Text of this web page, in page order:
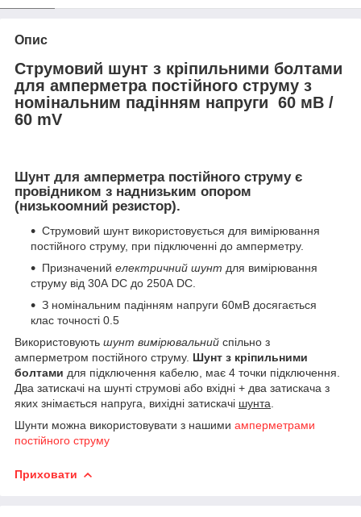
Опис
Струмовий шунт з кріпильними болтами
для амперметра постійного струму з
номінальним падінням напруги 60 мВ /
60 mV
Шунт для амперметра постійного струму є
провідником з наднизьким опором
(низькоомний резистор).
Струмовий шунт використовується для вимірювання
постійного струму, при підключенні до амперметру.
Призначений електричний шунт для вимірювання
струму від 30А DC до 250А DC.
З номінальним падінням напруги 60мВ досягається
клас точності 0.5
Використовують шунт вимірювальний спільно з
амперметром постійного струму. Шунт з кріпильними
болтами для підключення кабелю, має 4 точки підключення.
Два затискачі на шунті струмові або вхідні + два затискача з
яких знімається напруга, вихідні затискачі шунта
Шунти можна використовувати з нашими амперметрами
постійного струму
Приховати